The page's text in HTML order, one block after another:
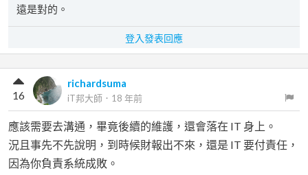
遠是對的。
登入發表回應
richardsuma
iT邦大師 ． 18 年前
16
應該需要去溝通，畢竟後續的維護，還會落在 IT 身上。
況且事先不先說明，到時候財報出不來，還是 IT 要付責任，
因為你負責系統成敗。